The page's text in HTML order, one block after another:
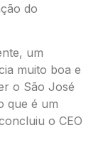
do
um
muito boa e
o São José
que é um
o CEO